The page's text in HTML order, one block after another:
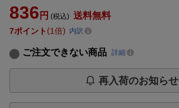
836 円 (税込) 送料無料
7ポイント 1倍 内訳
ご注文できない商品 詳細
再入荷のお知らせ